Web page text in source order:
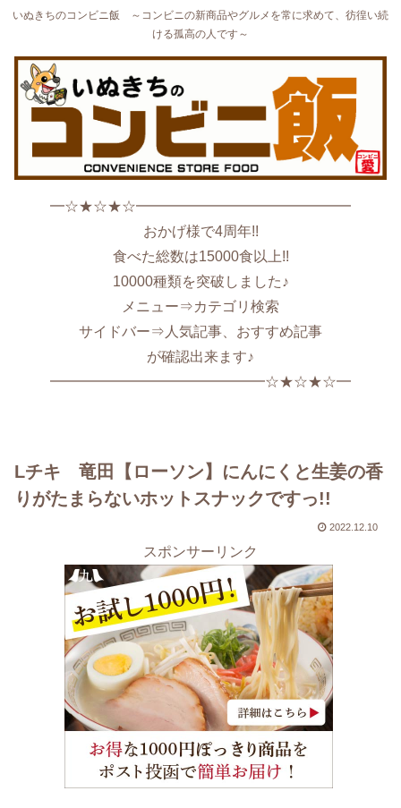
いぬきちのコンビニ飯 ～コンビニの新商品やグルメを常に求めて、彷徨い続
ける孤高の人です～
━☆★☆★☆━━━━━━━━━━━━━━━
おかげ様で4周年!!
食べた総数は15000食以上!!
10000種類を突破しました♪
メニュー⇒カテゴリ検索
サイドバー⇒人気記事、おすすめ記事
が確認出来ます♪
━━━━━━━━━━━━━━━☆★☆★☆━
Lチキ 竜田【ローソン】にんにくと生姜の香
りがたまらないホットスナックですっ!!
2022.12.10
スポンサーリンク